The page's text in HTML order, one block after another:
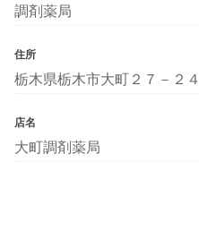
調剤薬局
住所
栃木県栃木市大町２７－２４
店名
大町調剤薬局